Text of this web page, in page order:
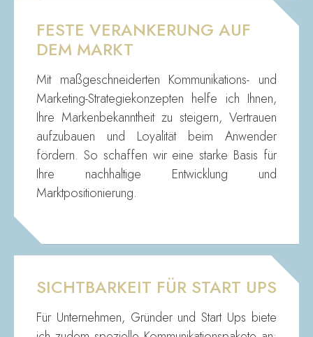
FESTE VERANKERUNG AUF
DEM MARKT
Mit maßgeschneiderten Kommunikations- und
Marketing-Strategiekonzepten helfe ich Ihnen,
Ihre Markenbekanntheit zu steigern, Vertrauen
aufzubauen und Loyalität beim Anwender
fördern. So schaffen wir eine starke Basis für
Ihre nachhaltige Entwicklung und
Marktpositionierung.
SICHTBARKEIT FÜR START UPS
Für Unternehmen, Gründer und Start Ups biete